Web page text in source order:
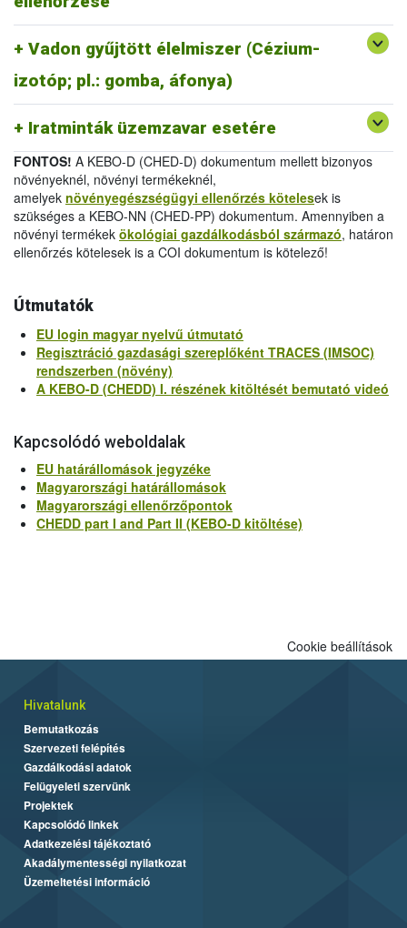
Vadon gyűjtött élelmiszer (Cézium-
izotóp; pl.: gomba, áfonya)
Iratminták üzemzavar esetére
melléklet/
IV.
-Egészségügyi bizonyítvány 2011/884/EU III.
- Vizsgálati jelentés 2011/884/EU IV.
melléklet/Analytical Report 2011/884/EU Annex IV
FONTOS! A KEBO-D (CHED-D) dokumentum mellett bizonyos
növényeknél, növényi termékeknél,
amelyek növényegészségügyi ellenőrzés kötelesek is
szükséges a KEBO-NN (CHED-PP) dokumentum. Amennyiben a
növényi termékek ökológiai gazdálkodásból származó, határon
ellenőrzés kötelesek is a COI dokumentum is kötelező!
Útmutatók
EU login magyar nyelvű útmutató
Regisztráció gazdasági szereplőként TRACES (IMSOC)
rendszerben (növény)
A KEBO-D (CHEDD) I. részének kitöltését bemutató videó
Kapcsolódó weboldalak
EU határállomások jegyzéke
Magyarországi határállomások
Magyarországi ellenőrzőpontok
CHEDD part I and Part II (KEBO-D kitöltése)
Cookie beállítások
Hivatalunk
Bemutatkozás
Szervezeti felépítés
Gazdálkodási adatok
Felügyeleti szervünk
Projektek
Kapcsolódó linkek
Adatkezelési tájékoztató
Akadálymentességi nyilatkozat
Üzemeltetési információ